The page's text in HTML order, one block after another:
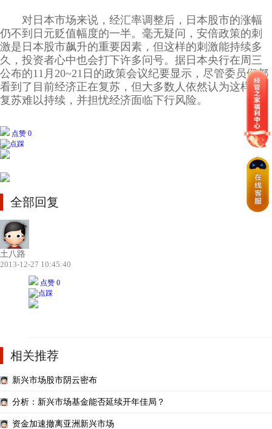
对日本市场来说，经汇率调整后，日本股市的涨幅
仍不到日元贬值幅度的一半。毫无疑问，安倍政策的刺
激是日本股市飙升的重要因素，但这样的刺激能持续多
久，投资者心中也会打下许多问号。据日本央行在周三
公布的11月20~21日的政策会议纪要显示，尽管委员们都
看到了目前经济正在复苏，但大多数人依然认为这样的
复苏难以持续，并担忧经济面临下行风险。
点赞 0
全部回复
土八路
2013-12-27 10:45:40
点赞 0
相关推荐
新兴市场股市阴云密布
分析：新兴市场基金能否延续开年佳局？
资金加速撤离亚洲新兴市场